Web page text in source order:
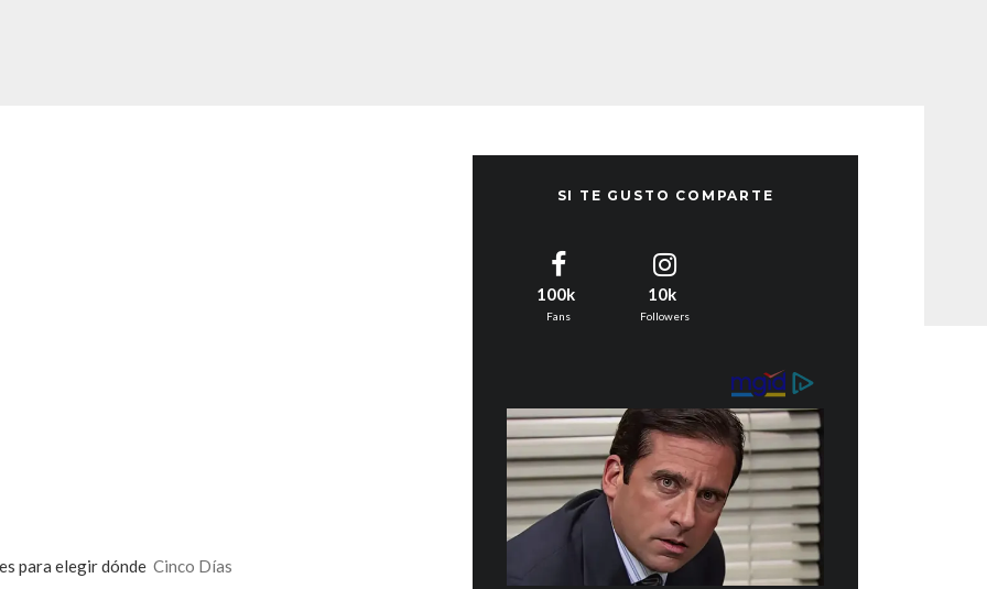
para elegir dónde Cinco Días
SI TE GUSTO COMPARTE
100k
Fans
10k
Followers